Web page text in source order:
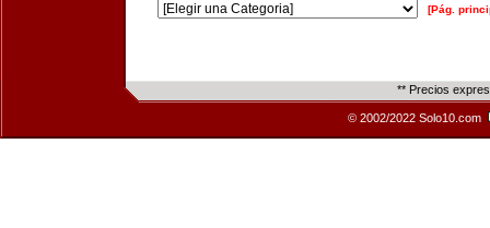
[Pág.
** Precios
© 2002/2022 Solo10.com